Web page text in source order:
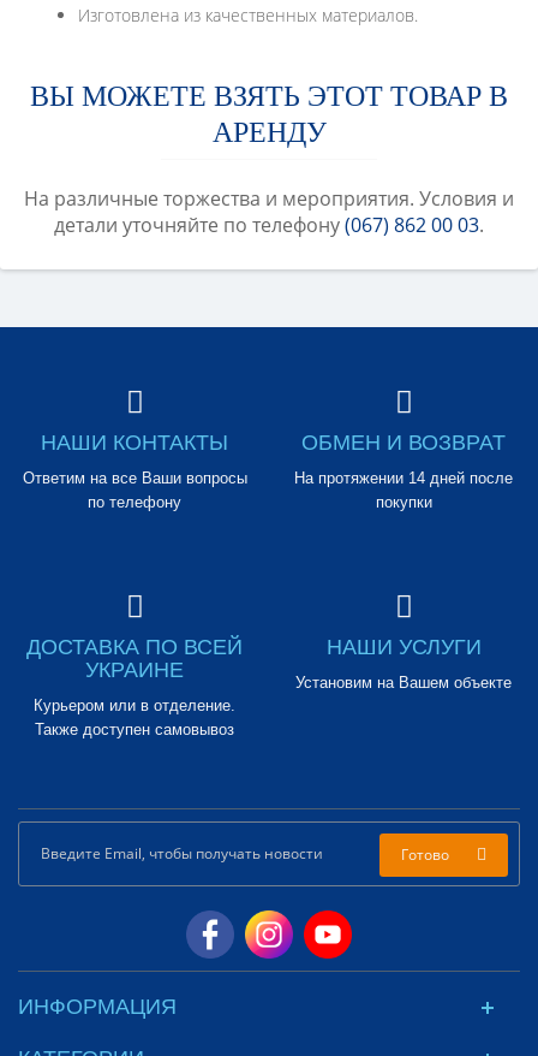
Изготовлена из качественных материалов.
ВЫ МОЖЕТЕ ВЗЯТЬ ЭТОТ ТОВАР В
АРЕНДУ
На различные торжества и мероприятия. Условия и
детали уточняйте по телефону(067) 862 00 03.
НАШИ КОНТАКТЫ
Ответим на все Ваши вопросы
по телефону
ОБМЕН И ВОЗВРАТ
На протяжении 14 дней после
покупки
ДОСТАВКА ПО ВСЕЙ
УКРАИНЕ
Курьером или в отделение.
Также доступен самовывоз
НАШИ УСЛУГИ
Установим на Вашем объекте
Готово
ИНФОРМАЦИЯ